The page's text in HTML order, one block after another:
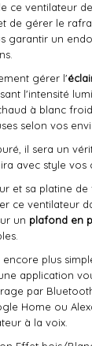
ce ventilateur
de gérer le
garantir un
gérer l'
l'intensité
à blanc
selon vos
il sera un
avec style vos
et sa platine
ce ventilateur
un plafond en
plus
application
par
Home ou
à la voix.